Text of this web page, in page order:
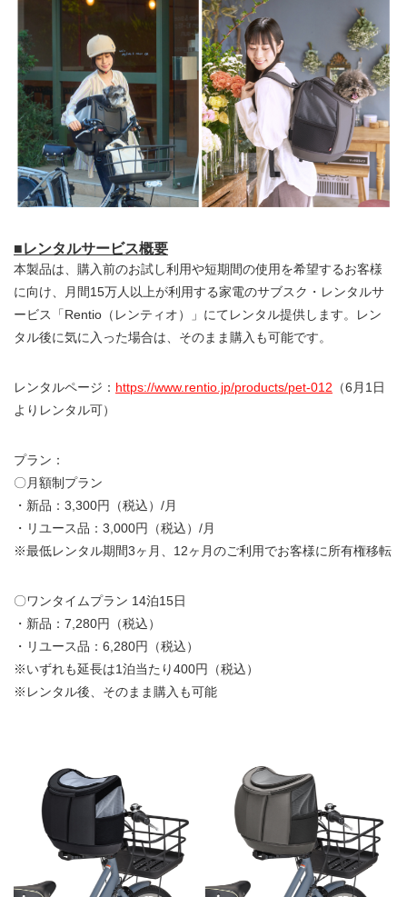
■レンタルサービス概要
本製品は、購入前のお試し利用や短期間の使用を希望するお客様
に向け、月間15万人以上が利用する家電のサブスク・レンタルサ
ービス「Rentio（レンティオ）」にてレンタル提供します。レン
タル後に気に入った場合は、そのまま購入も可能です。
レンタルページ： https://www.rentio.jp/products/pet-012 （6月1日
よりレンタル可）
プラン：
〇月額制プラン
・新品：3,300円（税込）/月
・リユース品：3,000円（税込）/月
※最低レンタル期間3ヶ月、12ヶ月のご利用でお客様に所有権移転
〇ワンタイムプラン 14泊15日
・新品：7,280円（税込）
・リユース品：6,280円（税込）
※いずれも延長は1泊当たり400円（税込）
※レンタル後、そのまま購入も可能